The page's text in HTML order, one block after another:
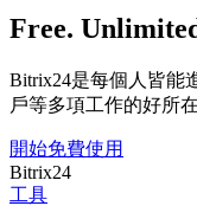
Free.
Bitrix24是每個人皆能
戶等多項工作的好所在
開始免費使用
Bitrix24
工具